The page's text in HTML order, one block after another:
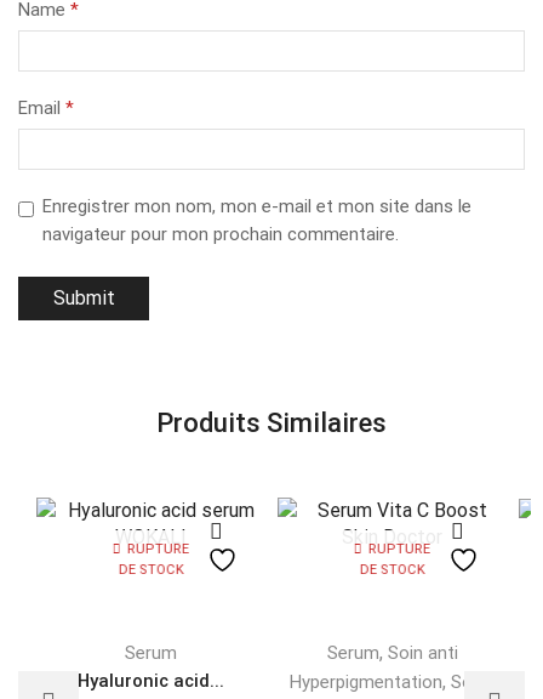
Name *
Email *
Enregistrer mon nom, mon e-mail et mon site dans le
navigateur pour mon prochain commentaire.
Produits Similaires
RUPTURE
DE STOCK
Serum
Hyaluronic acid...
RUPTURE
DE STOCK
Serum, Soin anti
Hyperpigmentation, Soins